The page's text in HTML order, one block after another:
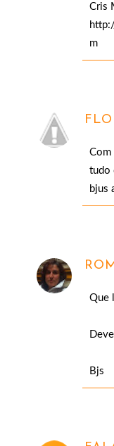
Cris
m
tudo
bjus
Que
Bjs